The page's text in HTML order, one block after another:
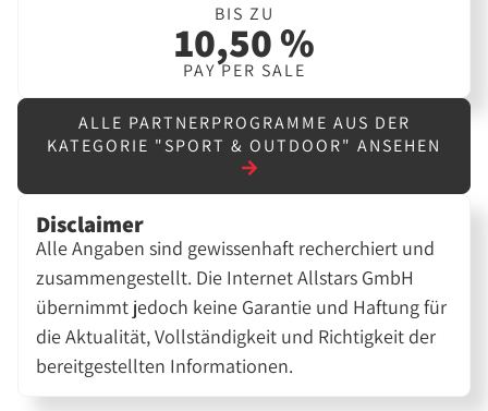
BIS ZU
10,50 %
PAY PER SALE
ALLE PARTNERPROGRAMME AUS DER
KATEGORIE "SPORT & OUTDOOR" ANSEHEN
Disclaimer
Alle Angaben sind gewissenhaft recherchiert und
zusammengestellt. Die Internet Allstars GmbH
übernimmt jedoch keine Garantie und Haftung für
die Aktualität, Vollständigkeit und Richtigkeit der
bereitgestellten Informationen.